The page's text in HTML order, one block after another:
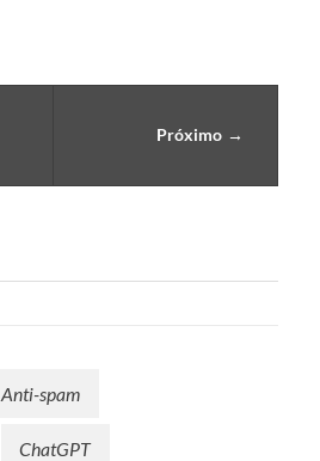
Próximo
Anti-spam
ChatGPT